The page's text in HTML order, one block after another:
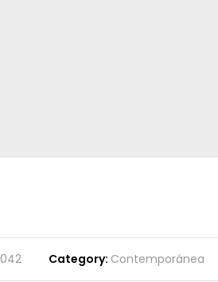
Category: Contemporánea